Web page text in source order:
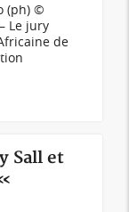
(ph) ©
Le jury
de
Sall et